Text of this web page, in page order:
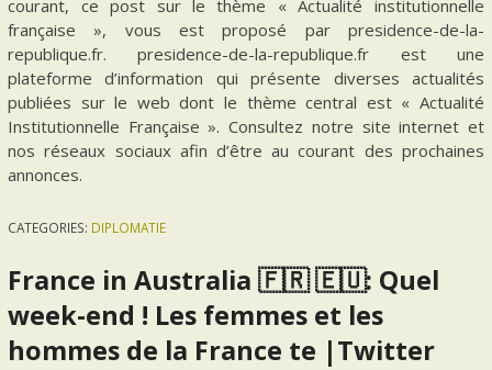
courant, ce post sur le thème « Actualité institutionnelle
française », vous est proposé par presidence-de-la-
republique.fr. presidence-de-la-republique.fr est une
plateforme d’information qui présente diverses actualités
publiées sur le web dont le thème central est « Actualité
Institutionnelle Française ». Consultez notre site internet et
nos réseaux sociaux afin d’être au courant des prochaines
annonces.
CATEGORIES: DIPLOMATIE
France in Australia 🇫🇷 🇪🇺: Quel
week-end ! Les femmes et les
hommes de la France te |Twitter